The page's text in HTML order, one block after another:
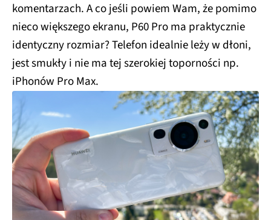
komentarzach. A co jeśli powiem Wam, że pomimo
nieco większego ekranu, P60 Pro ma praktycznie
identyczny rozmiar? Telefon idealnie leży w dłoni,
jest smukły i nie ma tej szerokiej toporności np.
iPhonów Pro Max.